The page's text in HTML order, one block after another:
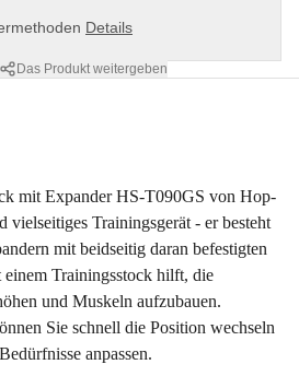
Details
Das Produkt weitergeben
mit Expander HS-T090GS von Hop-
vielseitiges Trainingsgerät - er besteht
mit beidseitig daran befestigten
Trainingsstock hilft, die
und Muskeln aufzubauen.
Sie schnell die Position wechseln
anpassen.